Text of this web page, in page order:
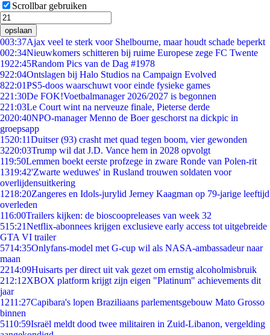
Scrollbar gebruiken
opslaan
003:37Ajax veel te sterk voor Shelbourne, maar houdt schade beperkt
002:34Nieuwkomers schitteren bij ruime Europese zege FC Twente
1922:45Random Pics van de Dag #1978
922:04Ontslagen bij Halo Studios na Campaign Evolved
822:01PS5-doos waarschuwt voor einde fysieke games
221:30De FOK!Voetbalmanager 2026/2027 is begonnen
221:03Le Court wint na nerveuze finale, Pieterse derde
2020:40NPO-manager Menno de Boer geschorst na dickpic in
groepsapp
1520:11Duitser (93) crasht met quad tegen boom, vier gewonden
3220:03Trump wil dat J.D. Vance hem in 2028 opvolgt
119:50Lemmen boekt eerste profzege in zware Ronde van Polen-rit
1319:42'Zwarte weduwes' in Rusland trouwen soldaten voor
overlijdensuitkering
1218:20Zangeres en Idols-jurylid Jerney Kaagman op 79-jarige leeftijd
overleden
116:00Trailers kijken: de bioscoopreleases van week 32
515:21Netflix-abonnees krijgen exclusieve early access tot uitgebreide
GTA VI trailer
5714:35Onlyfans-model met G-cup wil als NASA-ambassadeur naar
maan
2214:09Huisarts per direct uit vak gezet om ernstig alcoholmisbruik
212:12XBOX platform krijgt zijn eigen "Platinum" achievements dit
jaar
1211:27Capibara's lopen Braziliaans parlementsgebouw Mato Grosso
binnen
5110:59Israël meldt dood twee militairen in Zuid-Libanon, vergelding